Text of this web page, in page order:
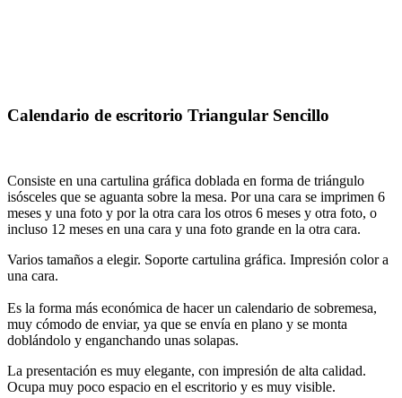
Calendario de escritorio Triangular Sencillo
Consiste en una cartulina gráfica doblada en forma de triángulo
isósceles que se aguanta sobre la mesa. Por una cara se imprimen 6
meses y una foto y por la otra cara los otros 6 meses y otra foto, o
incluso 12 meses en una cara y una foto grande en la otra cara.
Varios tamaños a elegir. Soporte cartulina gráfica. Impresión color a
una cara.
Es la forma más económica de hacer un calendario de sobremesa,
muy cómodo de enviar, ya que se envía en plano y se monta
doblándolo y enganchando unas solapas.
La presentación es muy elegante, con impresión de alta calidad.
Ocupa muy poco espacio en el escritorio y es muy visible.